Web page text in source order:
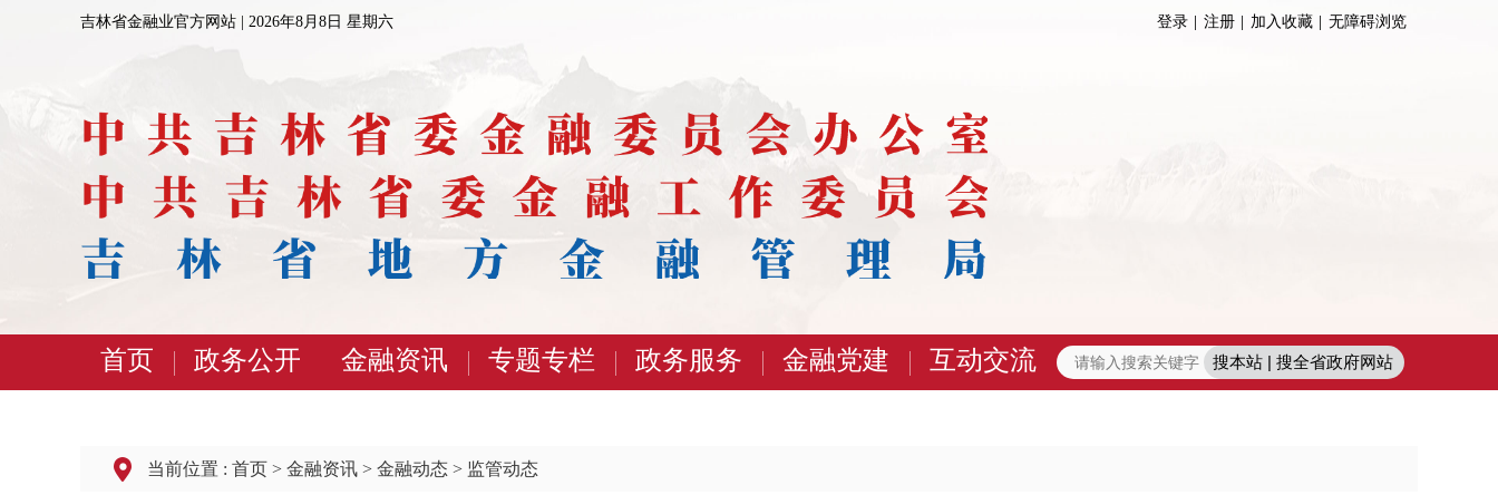
吉林省金融业官方网站 | 2026年8月8日 星期六 登录 注册 加入收藏 无障碍浏览
首页 政务公开 金融资讯 专题专栏 政务服务 金融党建 互动交流
当前位置 : 首页 > 金融资讯 > 金融动态 > 监管动态